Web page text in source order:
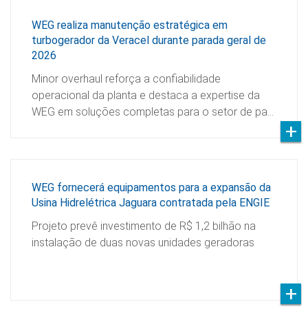
WEG realiza manutenção estratégica em
turbogerador da Veracel durante parada geral de
2026
Minor overhaul reforça a confiabilidade
operacional da planta e destaca a expertise da
WEG em soluções completas para o setor de pa…
WEG fornecerá equipamentos para a expansão da
Usina Hidrelétrica Jaguara contratada pela ENGIE
Projeto prevê investimento de R$ 1,2 bilhão na
instalação de duas novas unidades geradoras